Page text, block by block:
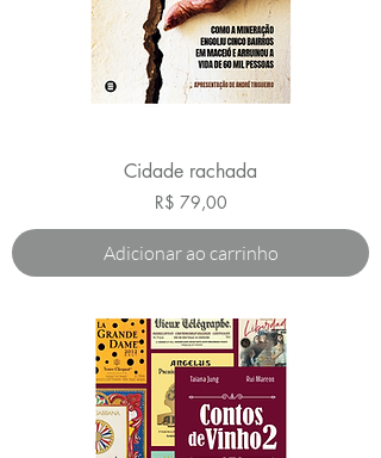
Cidade rachada
Preço
R$ 79,00
Adicionar ao carrinho